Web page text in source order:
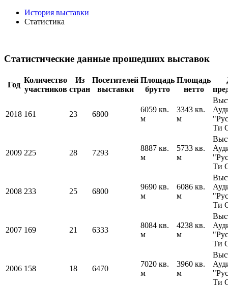
История выставки
Статистика
Статистические данные прошедших выставок
Год
Количество
участников
Из
стран
Посетителей
выставки
Площадь
брутто
Площадь
нетто
2018 161 23 6800
6059 кв.
м
3343 кв.
м
Ти
2009 225 28 7293
8887 кв.
м
5733 кв.
м
Ти
2008 233 25 6800
9690 кв.
м
6086 кв.
м
Ти
2007 169 21 6333
8084 кв.
м
4238 кв.
м
Ти
2006 158 18 6470
7020 кв.
м
3960 кв.
м
Ти